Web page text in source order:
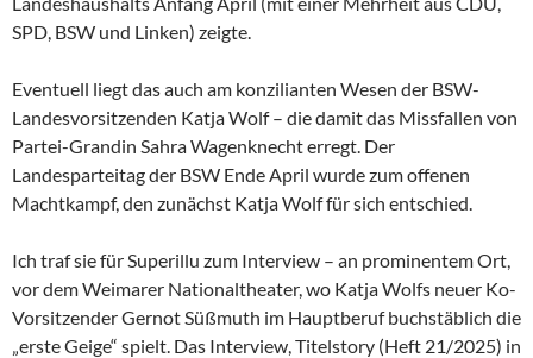
SPD, BSW und Linken) zeigte.
Eventuell liegt das auch am konzilianten Wesen der BSW-
Landesvorsitzenden Katja Wolf – die damit das Missfallen von
Partei-Grandin Sahra Wagenknecht erregt. Der
Landesparteitag der BSW Ende April wurde zum offenen
Machtkampf, den zunächst Katja Wolf für sich entschied.
Ich traf sie für Superillu zum Interview – an prominentem Ort,
vor dem Weimarer Nationaltheater, wo Katja Wolfs neuer Ko-
Vorsitzender Gernot Süßmuth im Hauptberuf buchstäblich die
„erste Geige“ spielt. Das Interview, Titelstory (Heft 21/2025) in